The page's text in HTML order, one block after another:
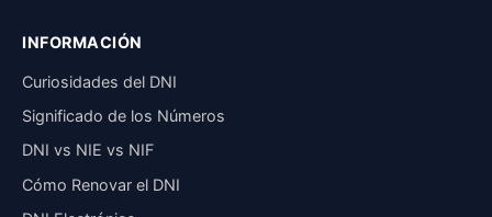
INFORMACIÓN
Curiosidades del DNI
Significado de los Números
DNI vs NIE vs NIF
Cómo Renovar el DNI